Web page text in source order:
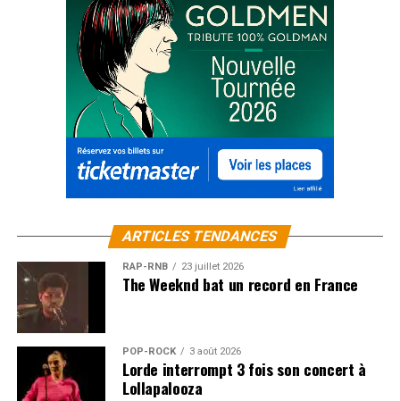
ARTICLES TENDANCES
RAP-RNB 23 juillet 2026
The Weeknd bat un record en France
POP-ROCK 3 août 2026
Lorde interrompt 3 fois son concert à
Lollapalooza